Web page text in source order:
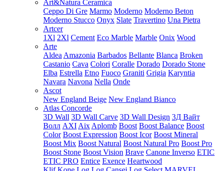
Art&Natura Ceramica
Ceppo Di Gre Marmo Moderno Moderno Beton
Moderno Stucco Onyx Slate Travertino Una Pietra
Artcer
1Xl 2Xl Cement Eco Marble Marble Onix Wood
Arte
Aldea Amazonia Barbados Bellante Blanca Broken
Castanio Cava Colori Coralle Dorado Dorado Stone
Elba Estrella Etno Fuoco Graniti Grigia Karyntia
Navara Navona Nella Onde
Ascot
New England Beige New England Bianco
Atlas Concorde
3D Wall 3D Wall Carve 3D Wall Design 3Д Вайт
Волл AXI Aix Aplomb Boost Boost Balance Boost
Color Boost Expression Boost Icor Boost Mineral
Boost Mix Boost Natural Boost Natural Pro Boost Pro
Boost Stone Boost Vision Brave Canone Inverso ETIC
ETIC PRO Entice Exence Heartwood